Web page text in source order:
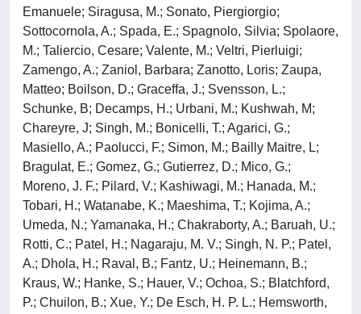
Emanuele; Siragusa, M.; Sonato, Piergiorgio;
Sottocornola, A.; Spada, E.; Spagnolo, Silvia; Spolaore,
M.; Taliercio, Cesare; Valente, M.; Veltri, Pierluigi;
Zamengo, A.; Zaniol, Barbara; Zanotto, Loris; Zaupa,
Matteo; Boilson, D.; Graceffa, J.; Svensson, L.;
Schunke, B; Decamps, H.; Urbani, M.; Kushwah, M;
Chareyre, J; Singh, M.; Bonicelli, T.; Agarici, G.;
Masiello, A.; Paolucci, F.; Simon, M.; Bailly Maitre, L;
Bragulat, E.; Gomez, G.; Gutierrez, D.; Mico, G.;
Moreno, J. F.; Pilard, V.; Kashiwagi, M.; Hanada, M.;
Tobari, H.; Watanabe, K.; Maeshima, T.; Kojima, A.;
Umeda, N.; Yamanaka, H.; Chakraborty, A.; Baruah, U.;
Rotti, C.; Patel, H.; Nagaraju, M. V.; Singh, N. P.; Patel,
A.; Dhola, H.; Raval, B.; Fantz, U.; Heinemann, B.;
Kraus, W.; Hanke, S.; Hauer, V.; Ochoa, S.; Blatchford,
P.; Chuilon, B.; Xue, Y.; De Esch, H. P. L.; Hemsworth,